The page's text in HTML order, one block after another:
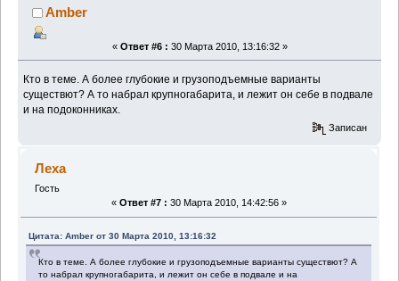
Amber
« Ответ #6 : 30 Марта 2010, 13:16:32 »
Кто в теме. А более глубокие и грузоподъемные варианты
существют? А то набрал крупногабарита, и лежит он себе в подвале
и на подоконниках.
Записан
Леха
Гость
« Ответ #7 : 30 Марта 2010, 14:42:56 »
Цитата: Amber от 30 Марта 2010, 13:16:32
Кто в теме. А более глубокие и грузоподъемные варианты существют? А
то набрал крупногабарита, и лежит он себе в подвале и на